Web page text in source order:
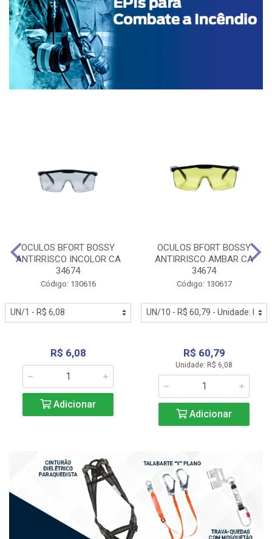
OCULOS BFORT BOSSY
ANTIRRISCO INCOLOR CA
34674
Código: 130616
R$ 6,08
Adicionar
OCULOS BFORT BOSSY
ANTIRRISCO AMBAR CA
34674
Código: 130617
R$ 60,79
Unidade: R$ 6,08
Adicionar